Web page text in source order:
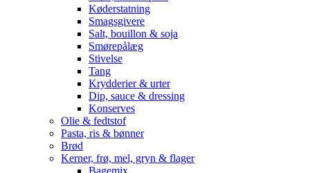
Køderstatning
Smagsgivere
Salt, bouillon & soja
Smørepålæg
Stivelse
Tang
Krydderier & urter
Dip, sauce & dressing
Konserves
Olie & fedtstof
Pasta, ris & bønner
Brød
Kerner, frø, mel, gryn & flager
Bagemix